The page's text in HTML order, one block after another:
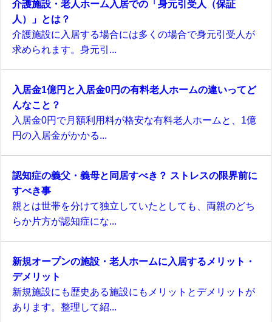
介護施設・老人ホーム入居での「身元引受人（保証
人）」とは？
介護施設に入居する場合には多くの場合で身元引受人が
求められます。身元引...
入居金1億円と入居金0円の有料老人ホームの違いってど
んなこと？
入居金0円で月額利用料が格安な有料老人ホームと、1億
円の入居金がかかる...
認知症の義父・義母と同居すべき？ ストレスの限界前に
すべき事
親とは世帯を分けて独立していたとしても、両親のどち
らか片方が認知症にな...
新規オープンの施設・老人ホームに入居するメリット・
デメリット
新規施設にも歴史ある施設にもメリットとデメリットが
あります。整理して紹...